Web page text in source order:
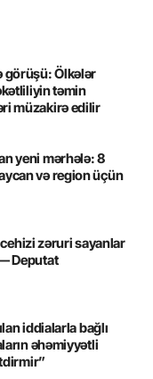
görüşü: Ölkələr
təmin
müzakirə edilir
yeni mərhələ: 8
və region üçün
cehizi zəruri sayanlar
Deputat
iddialarla bağlı
əhəmiyyətli